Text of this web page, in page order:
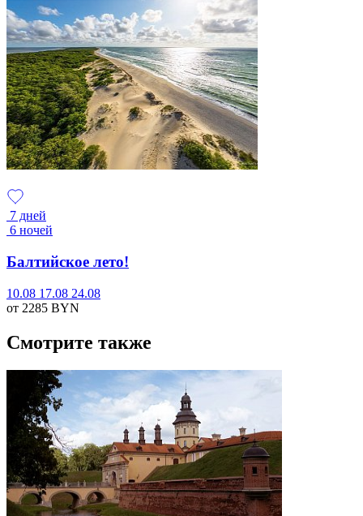
7 дней
6 ночей
Балтийское лето!
10.08 17.08 24.08
от 2285 BYN
Смотрите также